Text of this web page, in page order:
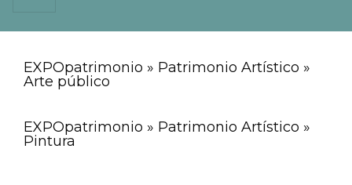
EXPOpatrimonio » Patrimonio Artístico »
Arte público
EXPOpatrimonio » Patrimonio Artístico »
Pintura